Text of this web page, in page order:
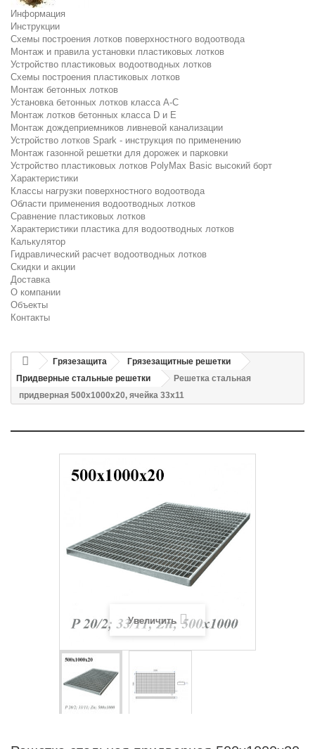
Информация
Инструкции
Схемы построения лотков поверхностного водоотвода
Монтаж и правила установки пластиковых лотков
Устройство пластиковых водоотводных лотков
Схемы построения пластиковых лотков
Монтаж бетонных лотков
Установка бетонных лотков класса A-C
Монтаж лотков бетонных класса D и E
Монтаж дождеприемников ливневой канализации
Устройство лотков Spark - инструкция по применению
Монтаж газонной решетки для дорожек и парковки
Устройство пластиковых лотков PolyMax Basic высокий борт
Характеристики
Классы нагрузки поверхностного водоотвода
Области применения водоотводных лотков
Сравнение пластиковых лотков
Характеристики пластика для водоотводных лотков
Калькулятор
Гидравлический расчет водоотводных лотков
Скидки и акции
Доставка
О компании
Объекты
Контакты
Грязезащита
Грязезащитные решетки
Придверные стальные решетки
Решетка стальная
придверная 500х1000х20, ячейка 33х11
Увеличить